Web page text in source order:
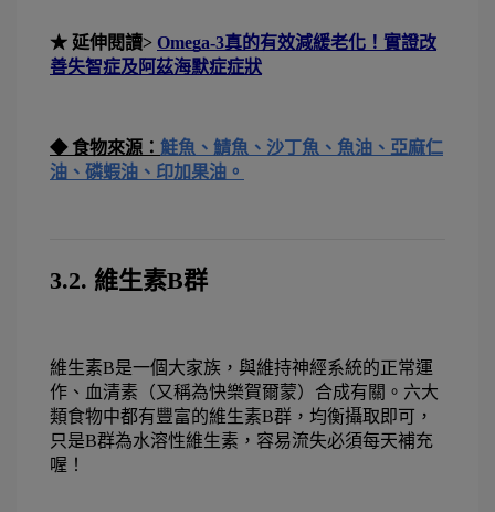
★ 延伸閱讀> Omega-3真的有效減緩老化！實證改
善失智症及阿茲海默症症狀
◆ 食物來源： 鮭魚、鯖魚、沙丁魚、魚油、亞麻仁
油、磷蝦油、印加果油。
3.2. 維生素B群
維生素B是一個大家族，與維持神經系統的正常運
作、血清素（又稱為快樂賀爾蒙）合成有關。六大
類食物中都有豐富的維生素B群，均衡攝取即可，
只是B群為水溶性維生素，容易流失必須每天補充
喔！